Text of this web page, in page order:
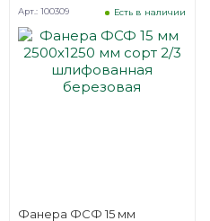
Фанера ФСФ 15 мм
Есть в наличии
Арт.: 100309